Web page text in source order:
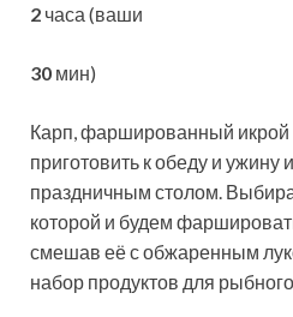
2 часа (ваши
30 мин)
Карп, фаршированный икрой
приготовить к обеду и ужину
праздничным столом.
которой и будем
смешав её с обжаренным
набор продуктов для